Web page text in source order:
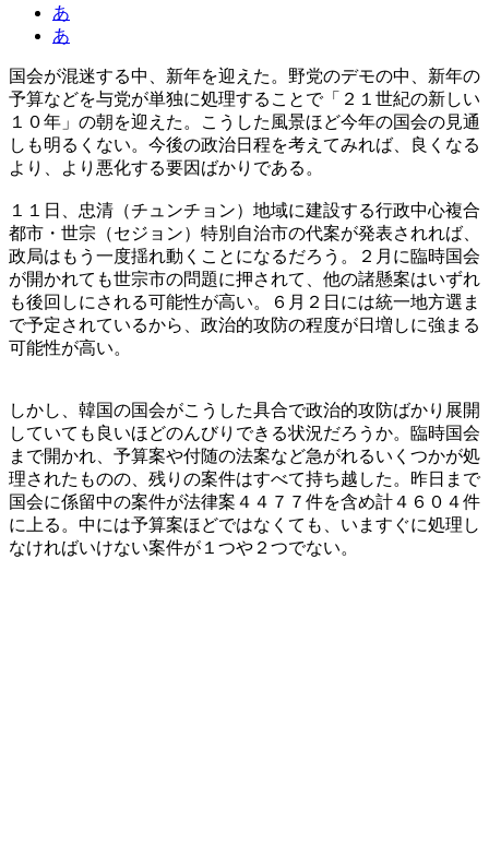
あ
あ
国会が混迷する中、新年を迎えた。野党のデモの中、新年の
予算などを与党が単独に処理することで「２１世紀の新しい
１０年」の朝を迎えた。こうした風景ほど今年の国会の見通
しも明るくない。今後の政治日程を考えてみれば、良くなる
より、より悪化する要因ばかりである。
１１日、忠清（チュンチョン）地域に建設する行政中心複合
都市・世宗（セジョン）特別自治市の代案が発表されれば、
政局はもう一度揺れ動くことになるだろう。２月に臨時国会
が開かれても世宗市の問題に押されて、他の諸懸案はいずれ
も後回しにされる可能性が高い。６月２日には統一地方選ま
で予定されているから、政治的攻防の程度が日増しに強まる
可能性が高い。
しかし、韓国の国会がこうした具合で政治的攻防ばかり展開
していても良いほどのんびりできる状況だろうか。臨時国会
まで開かれ、予算案や付随の法案など急がれるいくつかが処
理されたものの、残りの案件はすべて持ち越した。昨日まで
国会に係留中の案件が法律案４４７７件を含め計４６０４件
に上る。中には予算案ほどではなくても、いますぐに処理し
なければいけない案件が１つや２つでない。